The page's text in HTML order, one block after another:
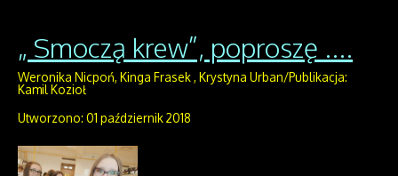
„ Smoczą krew”, poproszę ....
Weronika Nicpoń, Kinga Frasek , Krystyna Urban/Publikacja:
Kamil Kozioł
Utworzono: 01 październik 2018